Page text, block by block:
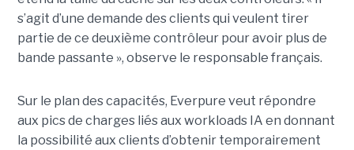
s’agit d’une demande des clients qui veulent tirer
partie de ce deuxième contrôleur pour avoir plus de
bande passante », observe le responsable français.
Sur le plan des capacités, Everpure veut répondre
aux pics de charges liés aux workloads IA en donnant
la possibilité aux clients d’obtenir temporairement